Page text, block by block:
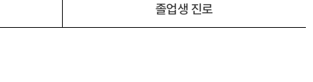
졸업생 진로